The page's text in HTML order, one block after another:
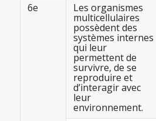
6e Les organismes
multicellulaires
possèdent des
systèmes internes
qui leur
permettent de
survivre, de se
reproduire et
d’interagir avec
leur
environnement.